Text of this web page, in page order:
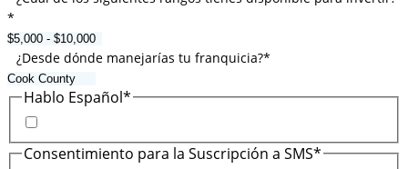
*
¿Desde dónde manejarías tu franquicia?*
Hablo Español*
Consentimiento para la Suscripción a SMS*